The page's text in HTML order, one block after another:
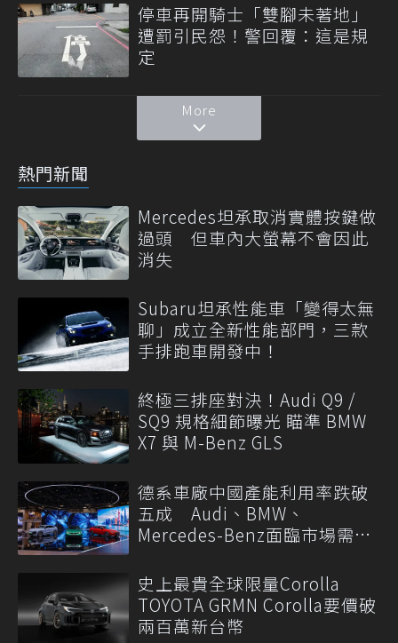
停車再開騎士「雙腳未著地」
遭罰引民怨！警回覆：這是規
定
More
熱門新聞
Mercedes坦承取消實體按鍵做
過頭 但車內大螢幕不會因此
消失
Subaru坦承性能車「變得太無
聊」成立全新性能部門，三款
手排跑車開發中！
終極三排座對決！Audi Q9 /
SQ9 規格細節曝光 瞄準 BMW
X7 與 M-Benz GLS
德系車廠中國產能利用率跌破
五成 Audi、BMW、
Mercedes-Benz面臨市場需求
史上最貴全球限量Corolla
TOYOTA GRMN Corolla要價破
兩百萬新台幣